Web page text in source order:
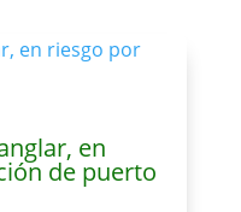
en
de puerto